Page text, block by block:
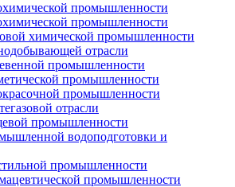
промышленности
промышленности
химической промышленности
отрасли
промышленности
промышленности
промышленности
отрасли
промышленности
водоподготовки и
промышленности
промышленности